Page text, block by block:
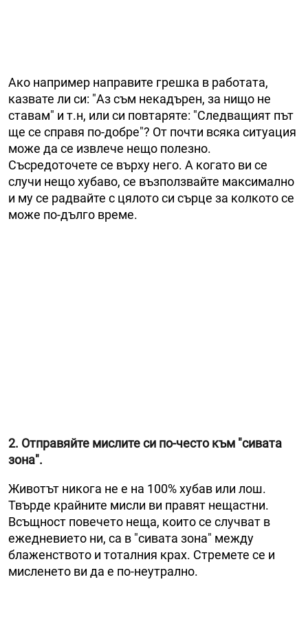
Ако например направите грешка в работата,
казвате ли си: "Аз съм некадърен, за нищо не
ставам" и т.н, или си повтаряте: "Следващият път
ще се справя по-добре"? От почти всяка ситуация
може да се извлече нещо полезно.
Съсредоточете се върху него. А когато ви се
случи нещо хубаво, се възползвайте максимално
и му се радвайте с цялото си сърце за колкото се
може по-дълго време.
2. Отправяйте мислите си по-често към "сивата
зона".
Животът никога не е на 100% хубав или лош.
Твърде крайните мисли ви правят нещастни.
Всъщност повечето неща, които се случват в
ежедневието ни, са в "сивата зона" между
блаженството и тоталния крах. Стремете се и
мисленето ви да е по-неутрално.